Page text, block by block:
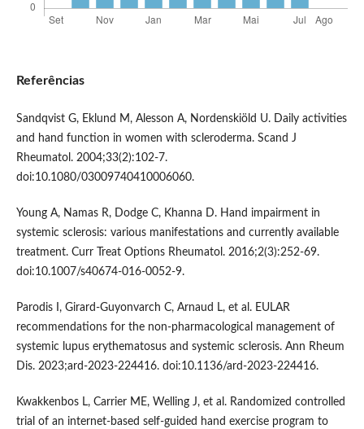
Referências
Sandqvist G, Eklund M, Alesson A, Nordenskiöld U. Daily activities
and hand function in women with scleroderma. Scand J
Rheumatol. 2004;33(2):102-7.
doi:10.1080/03009740410006060.
Young A, Namas R, Dodge C, Khanna D. Hand impairment in
systemic sclerosis: various manifestations and currently available
treatment. Curr Treat Options Rheumatol. 2016;2(3):252-69.
doi:10.1007/s40674-016-0052-9.
Parodis I, Girard-Guyonvarch C, Arnaud L, et al. EULAR
recommendations for the non-pharmacological management of
systemic lupus erythematosus and systemic sclerosis. Ann Rheum
Dis. 2023;ard-2023-224416. doi:10.1136/ard-2023-224416.
Kwakkenbos L, Carrier ME, Welling J, et al. Randomized controlled
trial of an internet-based self-guided hand exercise program to